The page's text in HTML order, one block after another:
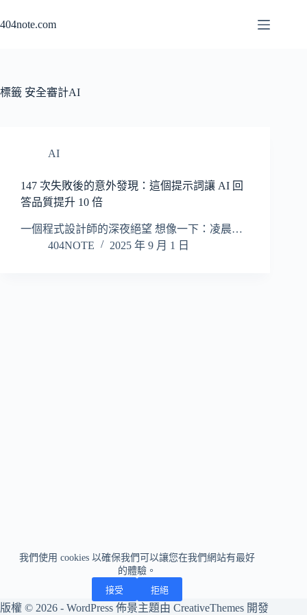
至
容
我們使用 cookies 以確保我們可以讓您在我們網站有最好
的體驗。
接受 拒絕
404note.com
標籤 安全審計AI
AI
147 次失敗後的意外發現：這個提示詞讓 AI 回
答品質提升 10 倍
一個程式設計師的深夜絕望 想像一下：凌晨…
404NOTE
2025 年 9 月 1 日
版權 © 2026 - WordPress 佈景主題由 CreativeThemes 開發